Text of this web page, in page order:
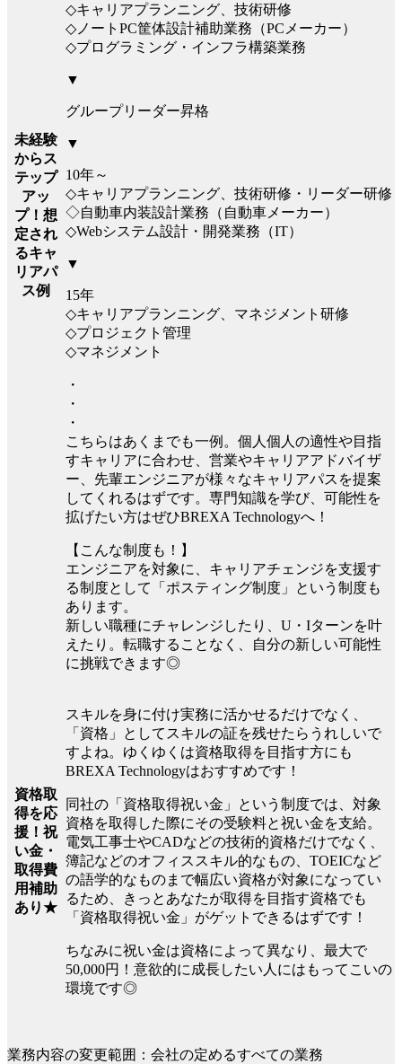
未経験
からス
テップ
アッ
プ！想
定され
るキャ
リアパ
ス例
◇キャリアプランニング、技術研修
◇ノートPC筐体設計補助業務（PCメーカー）
◇プログラミング・インフラ構築業務
▼
グループリーダー昇格
▼
10年～
◇キャリアプランニング、技術研修・リーダー研修
◇自動車内装設計業務（自動車メーカー）
◇Webシステム設計・開発業務（IT）
▼
15年
◇キャリアプランニング、マネジメント研修
◇プロジェクト管理
◇マネジメント
・
・
・
こちらはあくまでも一例。個人個人の適性や目指
すキャリアに合わせ、営業やキャリアアドバイザ
ー、先輩エンジニアが様々なキャリアパスを提案
してくれるはずです。専門知識を学び、可能性を
拡げたい方はぜひBREXA Technologyへ！
【こんな制度も！】
エンジニアを対象に、キャリアチェンジを支援す
る制度として「ポスティング制度」という制度も
あります。
新しい職種にチャレンジしたり、U・Iターンを叶
えたり。転職することなく、自分の新しい可能性
に挑戦できます◎
資格取
得を応
援！祝
い金・
取得費
用補助
あり★
スキルを身に付け実務に活かせるだけでなく、
「資格」としてスキルの証を残せたらうれしいで
すよね。ゆくゆくは資格取得を目指す方にも
BREXA Technologyはおすすめです！
同社の「資格取得祝い金」という制度では、対象
資格を取得した際にその受験料と祝い金を支給。
電気工事士やCADなどの技術的資格だけでなく、
簿記などのオフィススキル的なもの、TOEICなど
の語学的なものまで幅広い資格が対象になってい
るため、きっとあなたが取得を目指す資格でも
「資格取得祝い金」がゲットできるはずです！
ちなみに祝い金は資格によって異なり、最大で
50,000円！意欲的に成長したい人にはもってこいの
環境です◎
業務内容の変更範囲：会社の定めるすべての業務